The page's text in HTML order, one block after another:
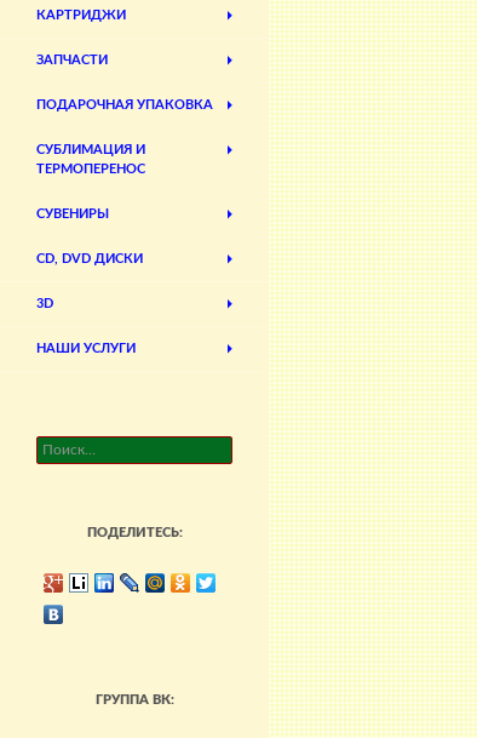
КАРТРИДЖИ
ЗАПЧАСТИ
ПОДАРОЧНАЯ УПАКОВКА
СУБЛИМАЦИЯ И
ТЕРМОПЕРЕНОС
СУВЕНИРЫ
CD, DVD ДИСКИ
3D
НАШИ УСЛУГИ
Найти:
ПОДЕЛИТЕСЬ:
ГРУППА ВК: